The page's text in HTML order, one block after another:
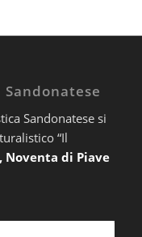
Sandonatese si
“Il
Noventa di Piave